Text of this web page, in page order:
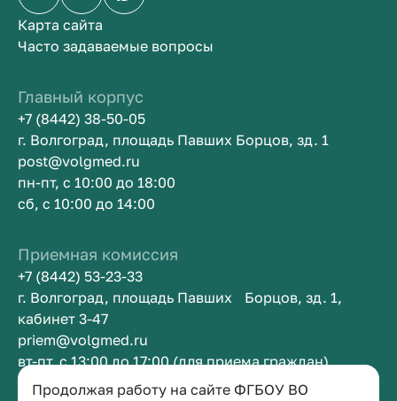
Продолжая работу на сайте ФГБОУ ВО
Карта сайта
Часто задаваемые вопросы
Главный корпус
+7 (8442) 38-50-05
г. Волгоград, площадь Павших Борцов, зд. 1
post@volgmed.ru
пн-пт, с 10:00 до 18:00
сб, с 10:00 до 14:00
Приемная комиссия
+7 (8442) 53-23-33
г. Волгоград, площадь Павших Борцов, зд. 1,
кабинет 3-47
priem@volgmed.ru
вт-пт, с 13:00 до 17:00 (для приема граждан)